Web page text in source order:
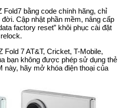
bằng code chính hãng, chỉ
Cập nhật phần mềm, nâng cấp
factory reset” khôi phục cài đặt
7 AT&T, Cricket, T-Mobile,
bạn không được phép sử dụng thẻ
này, hãy mở khóa điện thoại của